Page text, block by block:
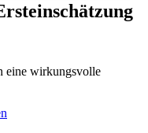
eine wirkungsvolle